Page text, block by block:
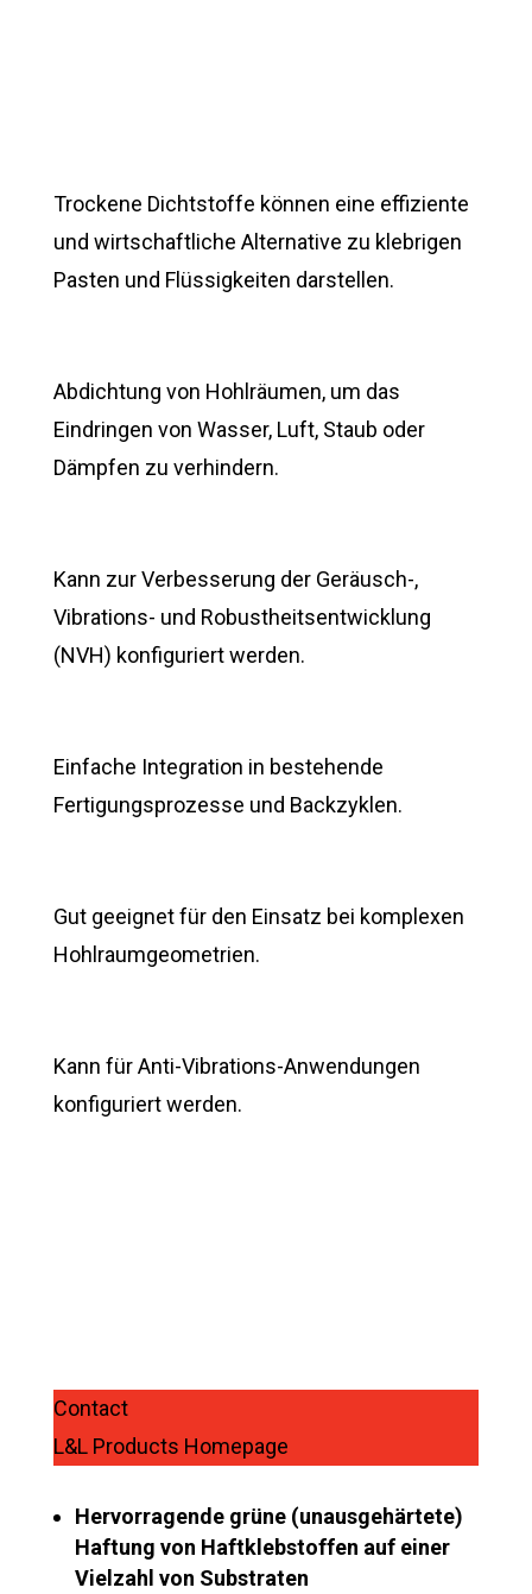
Trockene Dichtstoffe können eine effiziente
und wirtschaftliche Alternative zu klebrigen
Pasten und Flüssigkeiten darstellen.
Abdichtung von Hohlräumen, um das
Eindringen von Wasser, Luft, Staub oder
Dämpfen zu verhindern.
Kann zur Verbesserung der Geräusch-,
Vibrations- und Robustheitsentwicklung
(NVH) konfiguriert werden.
Einfache Integration in bestehende
Fertigungsprozesse und Backzyklen.
Gut geeignet für den Einsatz bei komplexen
Hohlraumgeometrien.
Kann für Anti-Vibrations-Anwendungen
konfiguriert werden.
Contact
L&L Products Homepage
Hervorragende grüne (unausgehärtete)
Haftung von Haftklebstoffen auf einer
Vielzahl von Substraten